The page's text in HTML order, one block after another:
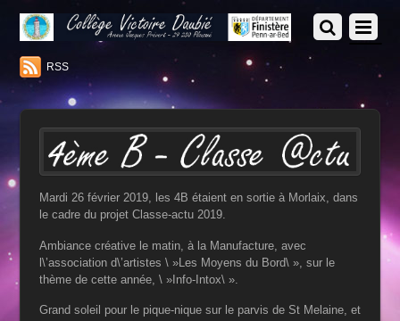
RSS
Mardi 26 février 2019, les 4B étaient en sortie à Morlaix, dans
le cadre du projet Classe-actu 2019.
Ambiance créative le matin, à la Manufacture, avec
l\’association d\’artistes \ »Les Moyens du Bord\ », sur le
thème de cette année, \ »Info-Intox\ ».
Grand soleil pour le pique-nique sur le parvis de St Melaine, et